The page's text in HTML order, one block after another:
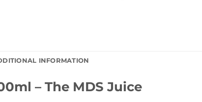
INFORMATION
– The MDS Juice